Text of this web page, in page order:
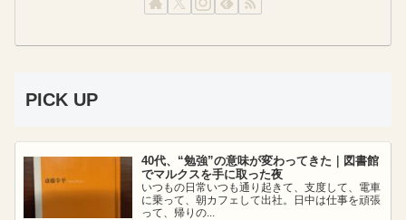
PICK UP
40代、“勉強”の意味が変わってきた｜図書館
でマルクスを手に取った夜
いつもの日常いつも通り起きて、支度して、電車
に乗って、朝カフェして出社。日中は仕事を頑張
って、帰りの...